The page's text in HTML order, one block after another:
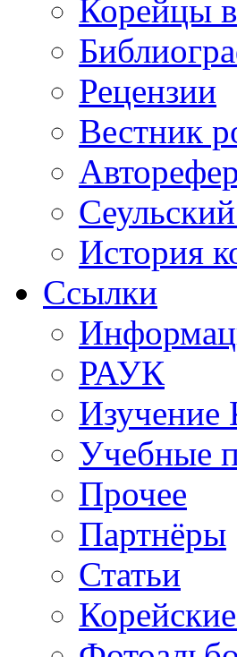
Корейцы
Рецензии
Вестник
История
Ссылки
РАУК
Изучение
Учебные
Прочее
Партнёры
Статьи